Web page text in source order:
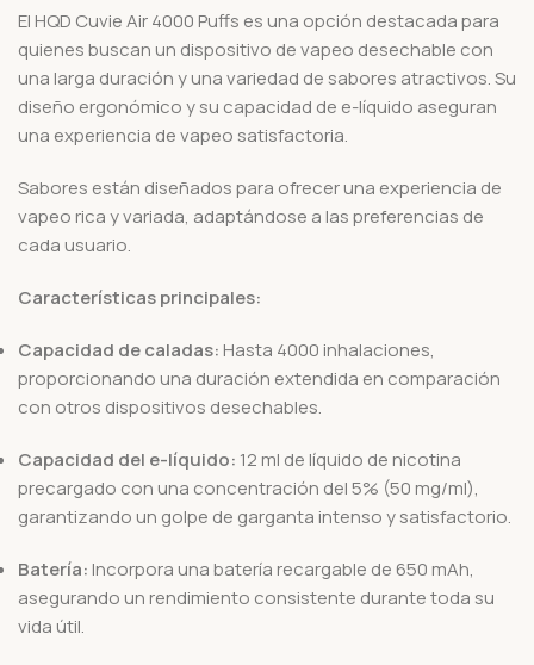
El HQD Cuvie Air 4000 Puffs es una opción destacada para
quienes buscan un dispositivo de vapeo desechable con
una larga duración y una variedad de sabores atractivos.Su
diseño ergonómico y su capacidad de e-líquido aseguran
una experiencia de vapeo satisfactoria.​
Sabores están diseñados para ofrecer una experiencia de
vapeo rica y variada, adaptándose a las preferencias de
cada usuario.
Características principales:
Capacidad de caladas: Hasta 4000 inhalaciones,
proporcionando una duración extendida en comparación
con otros dispositivos desechables.
Capacidad del e-líquido: 12 ml de líquido de nicotina
precargado con una concentración del 5% (50 mg/ml),
garantizando un golpe de garganta intenso y satisfactorio.
Batería: Incorpora una batería recargable de 650 mAh,
asegurando un rendimiento consistente durante toda su
vida útil.